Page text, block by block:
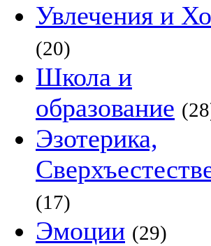
Увлечения и
(20)
Школа и
образование
Эзотерика,
(17)
Эмоции (29)